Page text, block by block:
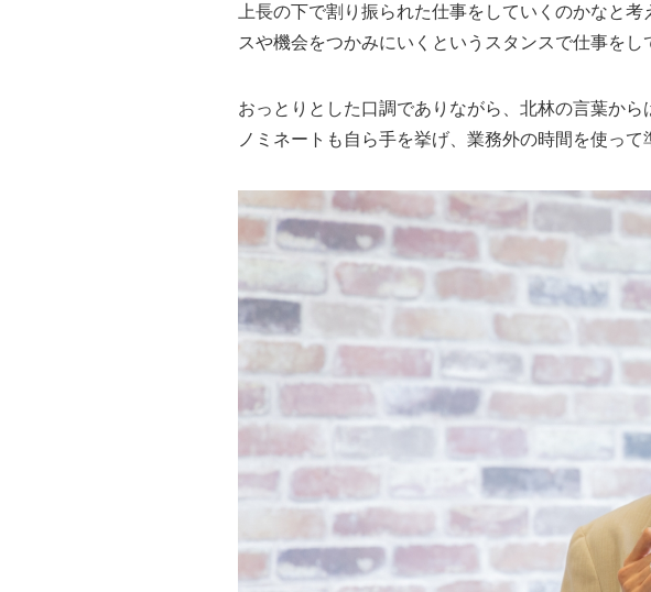
上長の下で割り振られた仕事をしていくのかなと
スや機会をつかみにいくというスタンスで仕事をし
おっとりとした口調でありながら、北林の言葉か
ノミネートも自ら手を挙げ、業務外の時間を使っ